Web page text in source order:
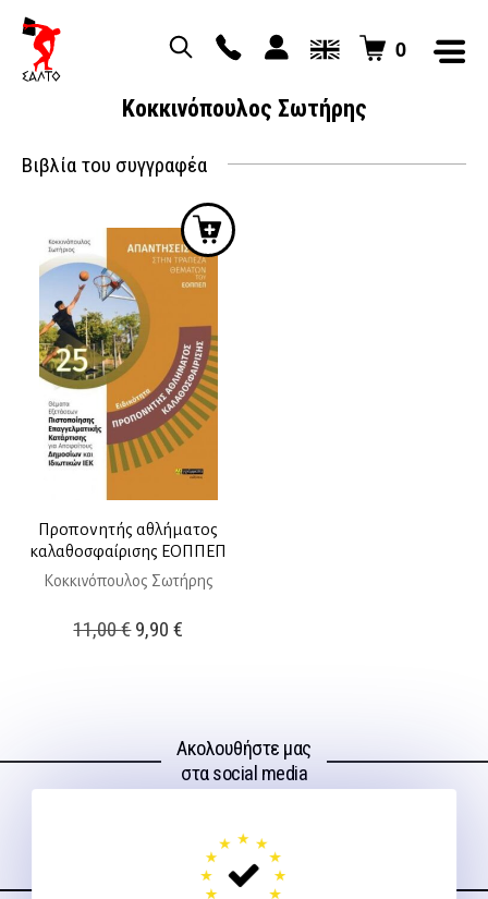
0
Κοκκινόπουλος Σωτήρης
Βιβλία του συγγραφέα
Προπονητής αθλήματος
καλαθοσφαίρισης ΕΟΠΠΕΠ
Κοκκινόπουλος Σωτήρης
11,00€Original
9,90€
9,90 €.
Ακολουθήστε μας
στα social media